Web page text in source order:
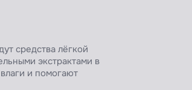
средства лёгкой
экстрактами в
и помогают